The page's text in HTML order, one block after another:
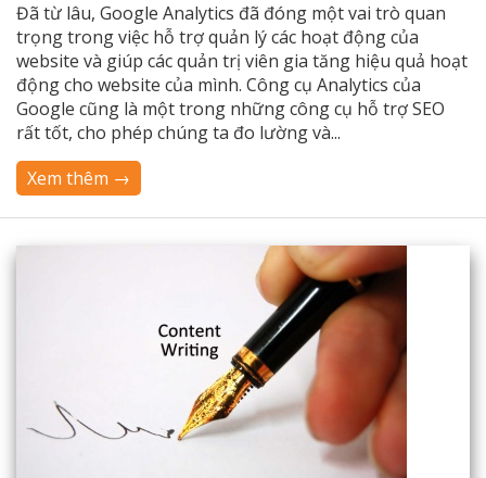
Đã từ lâu, Google Analytics đã đóng một vai trò quan
trọng trong việc hỗ trợ quản lý các hoạt động của
website và giúp các quản trị viên gia tăng hiệu quả hoạt
động cho website của mình. Công cụ Analytics của
Google cũng là một trong những công cụ hỗ trợ SEO
rất tốt, cho phép chúng ta đo lường và...
Xem thêm →